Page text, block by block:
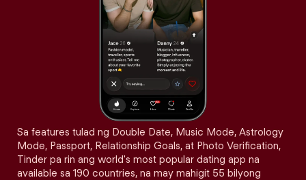
Sa features tulad ng Double Date, Music Mode, Astrology
Mode, Passport, Relationship Goals, at Photo Verification,
Tinder pa rin ang world's most popular dating app na
available sa 190 countries, na may mahigit 55 bilyong